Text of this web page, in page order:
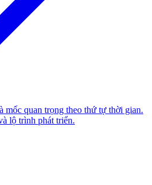
mốc quan trọng theo thứ tự thời gian.
lộ trình phát triển.